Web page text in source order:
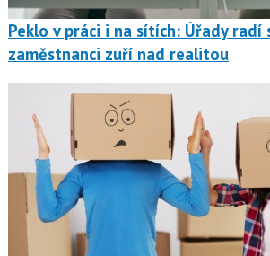
Peklo v práci i na sítích: Úřady radí
zaměstnanci zuří nad realitou